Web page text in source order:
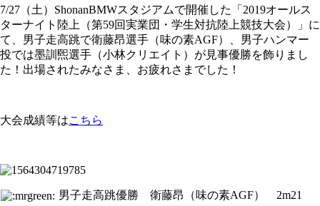
7/27（土）ShonanBMWスタジアムで開催した「2019オールス
ターナイト陸上（第59回実業団・学生対抗陸上競技大会）」に
て、男子走高跳で衛藤昂選手（味の素AGF）、男子ハンマー
投では墨訓煕選手（小林クリエイト）が見事優勝を飾りまし
た！出場されたみなさま、お疲れさまでした！
大会成績等はこちら
男子走高跳優勝 衛藤昂（味の素AGF） 2m21